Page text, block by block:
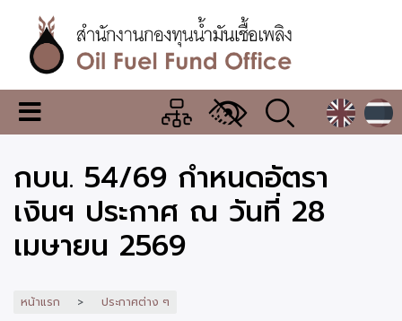
เนื้อหา
หลักสำนักงาน
กองทุน
น้ำมัน
เชื้อ
เพลิง
เมนู
เปลี่ยน
แสดง
ผล
กบน. 54/69 กำหนดอัตรา
เงินฯ ประกาศ ณ วันที่ 28
เมษายน 2569
หน้าแรก ประกาศต่าง ๆ